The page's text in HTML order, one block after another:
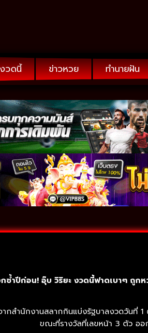
วดนี้ ข่าวหวย ทำนายฝัน
ซ้ำปีก่อน! อุ๊บ วิริยะ งวดนี้ฟาดเบาๆ ถูก
ากสำนักงานสลากกินแบ่งรัฐบาลงวดวันที่
ขณะที่รางวัลที่เลขหน้า 3 ตัว อ